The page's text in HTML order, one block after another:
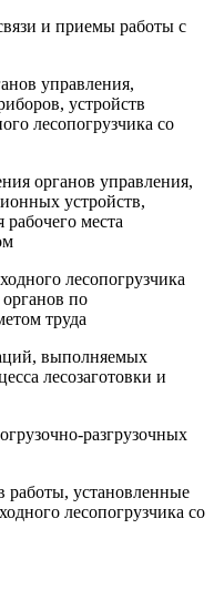
и приемы работы с
управления,
устройств
лесопогрузчика со
органов управления,
устройств,
места
лесопогрузчика
по
труда
выполняемых
лесозаготовки и
разгрузочных
работы, установленные
лесопогрузчика со